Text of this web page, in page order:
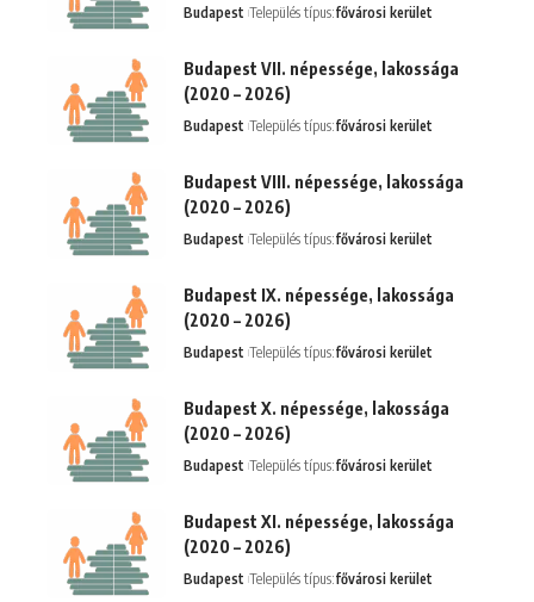
Budapest Település típus:fővárosi kerület
Budapest VII. népessége, lakossága
(2020 – 2026)
Budapest Település típus:fővárosi kerület
Budapest VIII. népessége, lakossága
(2020 – 2026)
Budapest Település típus:fővárosi kerület
Budapest IX. népessége, lakossága
(2020 – 2026)
Budapest Település típus:fővárosi kerület
Budapest X. népessége, lakossága
(2020 – 2026)
Budapest Település típus:fővárosi kerület
Budapest XI. népessége, lakossága
(2020 – 2026)
Budapest Település típus:fővárosi kerület